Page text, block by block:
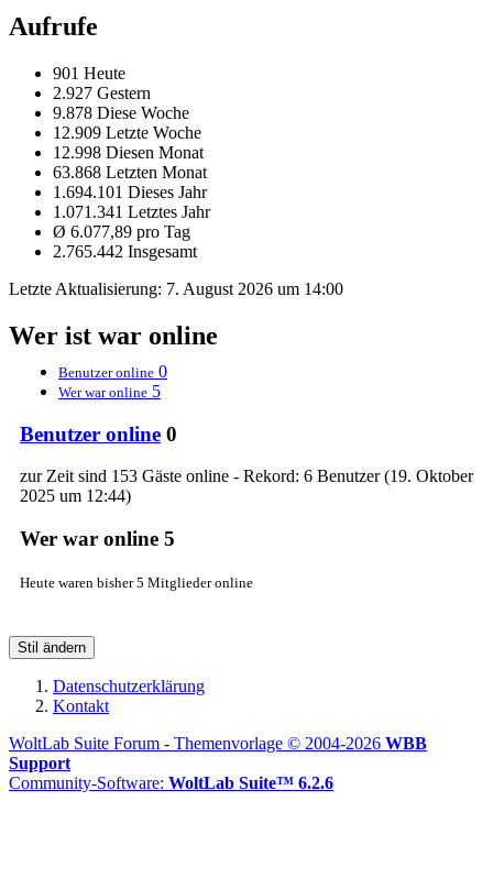
Aufrufe
901 Heute
2.927 Gestern
9.878 Diese Woche
12.909 Letzte Woche
12.998 Diesen Monat
63.868 Letzten Monat
1.694.101 Dieses Jahr
1.071.341 Letztes Jahr
Ø 6.077,89 pro Tag
2.765.442 Insgesamt
Letzte Aktualisierung: 7. August 2026 um 14:00
Wer ist war online
Benutzer online 0
Wer war online 5
Benutzer online 0
zur Zeit sind 153 Gäste online - Rekord: 6 Benutzer (19. Oktober
2025 um 12:44)
Wer war online 5
Heute waren bisher 5 Mitglieder online
Stil ändern
Datenschutzerklärung
Kontakt
WoltLab Suite Forum - Themenvorlage © 2004-2026 WBB
Support
Community-Software: WoltLab Suite™ 6.2.6